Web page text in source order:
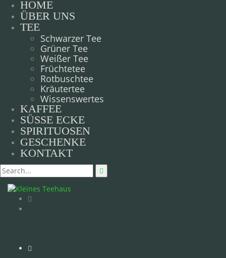
HOME
ÜBER UNS
TEE
Schwarzer Tee
Grüner Tee
Weißer Tee
Früchtetee
Rotbuschtee
Kräutertee
Wissenswertes
KAFFEE
SÜSSE ECKE
SPIRITUOSEN
GESCHENKE
KONTAKT